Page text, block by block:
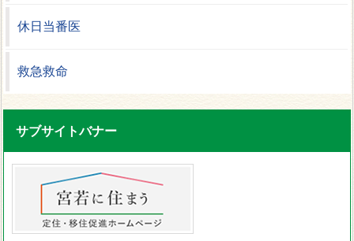
休日当番医
救急救命
サブサイトバナー